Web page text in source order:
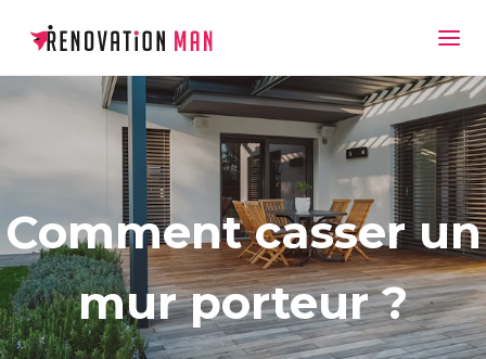
Comment casser un
mur porteur ?